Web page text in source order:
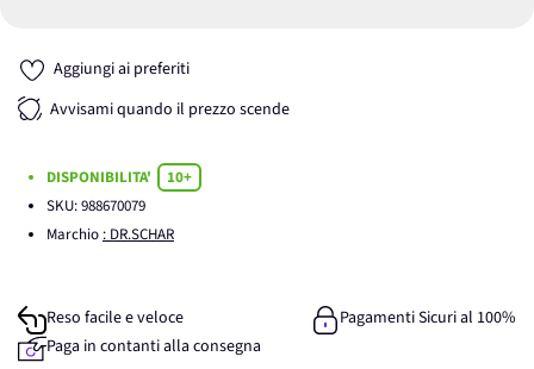
Aggiungi ai preferiti
Avvisami quando il prezzo scende
DISPONIBILITA'
10+
SKU:988670079
Marchio : DR.SCHAR
Reso facile e veloce
Pagamenti Sicuri al 100%
Paga in contanti alla consegna